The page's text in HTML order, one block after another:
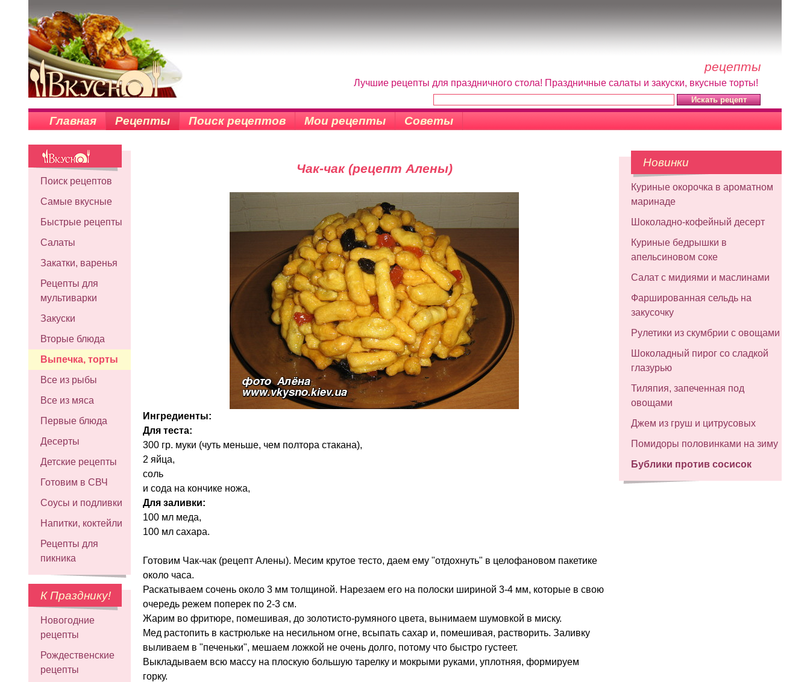
рецепты
Лучшие рецепты для праздничного стола! Праздничные салаты и закуски, вкусные торты!
Главная Рецепты Поиск рецептов Мои рецепты Советы
Поиск рецептов
Самые вкусные
Быстрые рецепты
Салаты
Закатки, варенья
Рецепты для
мультиварки
Закуски
Вторые блюда
Выпечка, торты
Все из рыбы
Все из мяса
Первые блюда
Десерты
Детские рецепты
Готовим в СВЧ
Соусы и подливки
Напитки, коктейли
Рецепты для
пикника
К Празднику!
Новогодние
рецепты
Рождественские
рецепты
Чак-чак (рецепт Алены)
Ингредиенты:
Для теста:
300 гр. муки (чуть меньше, чем полтора стакана),
2 яйца,
соль
и сода на кончике ножа,
Для заливки:
100 мл меда,
100 мл сахара.
Готовим Чак-чак (рецепт Алены). Месим крутое тесто, даем ему "отдохнуть" в целофановом пакетике
около часа.
Раскатываем сочень около 3 мм толщиной. Нарезаем его на полоски шириной 3-4 мм, которые в свою
очередь режем поперек по 2-3 см.
Жарим во фритюре, помешивая, до золотисто-румяного цвета, вынимаем шумовкой в миску.
Мед растопить в кастрюльке на несильном огне, всыпать сахар и, помешивая, растворить. Заливку
выливаем в "печеньки", мешаем ложкой не очень долго, потому что быстро густеет.
Выкладываем всю массу на плоскую большую тарелку и мокрыми руками, уплотняя, формируем
горку.
Новинки
Куриные окорочка в ароматном
маринаде
Шоколадно-кофейный десерт
Куриные бедрышки в
апельсиновом соке
Салат с мидиями и маслинами
Фаршированная сельдь на
закусочку
Рулетики из скумбрии с овощами
Шоколадный пирог со сладкой
глазурью
Тиляпия, запеченная под
овощами
Джем из груш и цитрусовых
Помидоры половинками на зиму
Бублики против сосисок